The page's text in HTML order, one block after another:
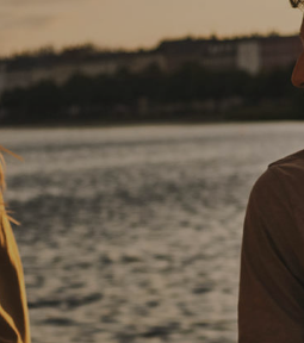
Voorzieningen
Ondernemen
Parkeren